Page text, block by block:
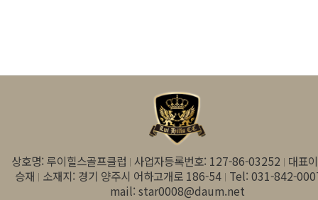
상호명: 루이힐스골프클럽 사업자등록번호: 127-86-03252 대표
승재 소재지: 경기 양주시 어하고개로 186-54 Tel: 031-842-
mail: star0008@daum.net